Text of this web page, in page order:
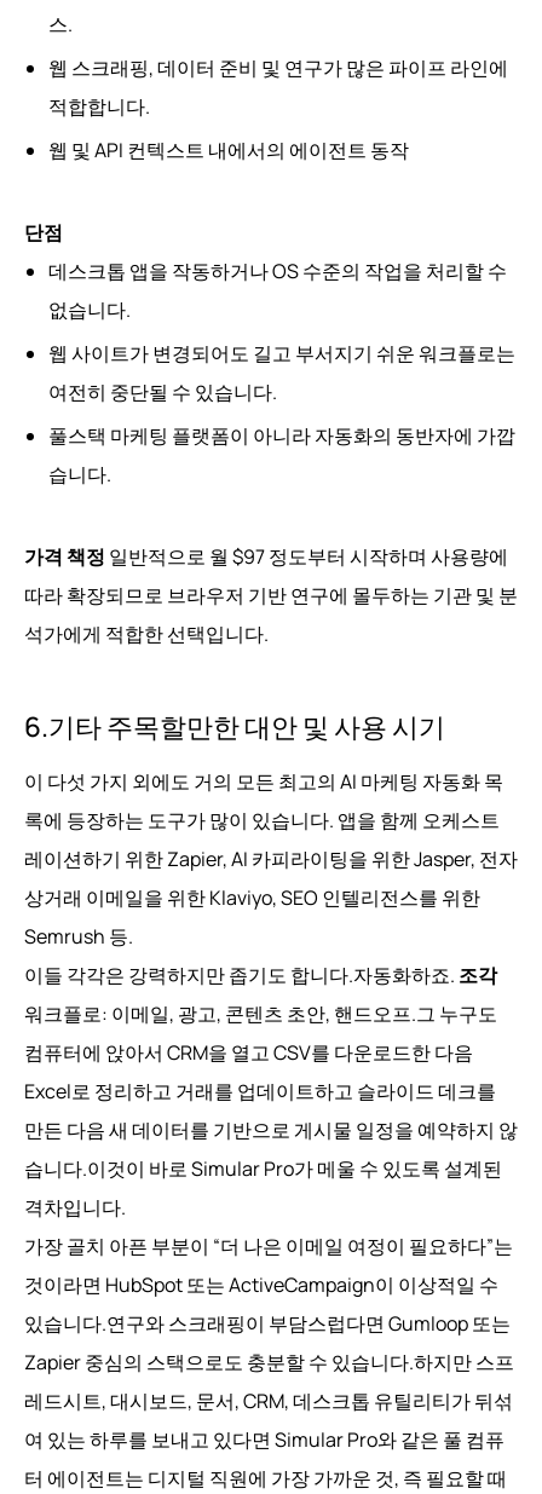
스.
웹 스크래핑, 데이터 준비 및 연구가 많은 파이프 라인에
적합합니다.
웹 및 API 컨텍스트 내에서의 에이전트 동작
단점
데스크톱 앱을 작동하거나 OS 수준의 작업을 처리할 수
없습니다.
웹 사이트가 변경되어도 길고 부서지기 쉬운 워크플로는
여전히 중단될 수 있습니다.
풀스택 마케팅 플랫폼이 아니라 자동화의 동반자에 가깝
습니다.
가격 책정 일반적으로 월 $97 정도부터 시작하며 사용량에
따라 확장되므로 브라우저 기반 연구에 몰두하는 기관 및 분
석가에게 적합한 선택입니다.
6.기타 주목할만한 대안 및 사용 시기
이 다섯 가지 외에도 거의 모든 최고의 AI 마케팅 자동화 목
록에 등장하는 도구가 많이 있습니다. 앱을 함께 오케스트
레이션하기 위한 Zapier, AI 카피라이팅을 위한 Jasper, 전자
상거래 이메일을 위한 Klaviyo, SEO 인텔리전스를 위한
Semrush 등.
이들 각각은 강력하지만 좁기도 합니다.자동화하죠. 조각
워크플로: 이메일, 광고, 콘텐츠 초안, 핸드오프.그 누구도
컴퓨터에 앉아서 CRM을 열고 CSV를 다운로드한 다음
Excel로 정리하고 거래를 업데이트하고 슬라이드 데크를
만든 다음 새 데이터를 기반으로 게시물 일정을 예약하지 않
습니다.이것이 바로 Simular Pro가 메울 수 있도록 설계된
격차입니다.
가장 골치 아픈 부분이 “더 나은 이메일 여정이 필요하다”는
것이라면 HubSpot 또는 ActiveCampaign이 이상적일 수
있습니다.연구와 스크래핑이 부담스럽다면 Gumloop 또는
Zapier 중심의 스택으로도 충분할 수 있습니다.하지만 스프
레드시트, 대시보드, 문서, CRM, 데스크톱 유틸리티가 뒤섞
여 있는 하루를 보내고 있다면 Simular Pro와 같은 풀 컴퓨
터 에이전트는 디지털 직원에 가장 가까운 것, 즉 필요할 때